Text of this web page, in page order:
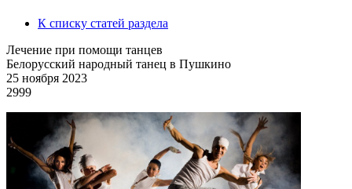
К списку статей раздела
Лечение при помощи танцев
Белорусский народный танец в Пушкино
25 ноября 2023
2999